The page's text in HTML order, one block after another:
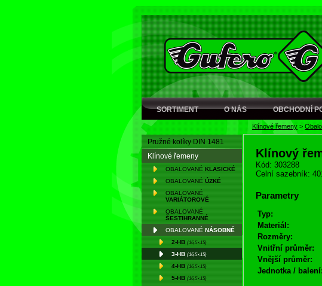
SORTIMENT O NÁS OBCHODNÍ
Klínové řemeny >
Pružné kolíky DIN 1481
Klínové řemeny
OBALOVANÉ KLASICKÉ
OBALOVANÉ ÚZKÉ
OBALOVANÉ
VARIÁTOROVÉ
OBALOVANÉ
ŠESTIHRANNÉ
OBALOVANÉ NÁSOBNÉ
2-HB (16,5×15)
3-HB (16,5×15)
4-HB (16,5×15)
5-HB (16,5×15)
Klínový
Kód: 303288
Celní sazebník:
Parametry
Typ:
Materiál:
Rozměry:
Vnitřní průměr:
Vnější průměr:
Jednotka / balení: